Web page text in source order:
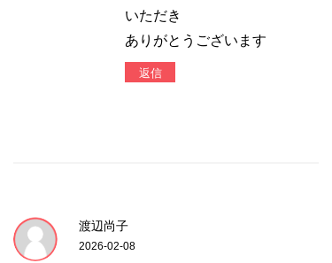
いただき
ありがとうございます
返信
渡辺尚子
2026-02-08